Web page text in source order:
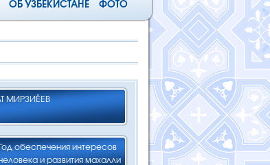
ОБ УЗБЕКИСТАНЕ ФОТО
МИРЗИЁЕВ
обеспечения интересов
и развития махалли